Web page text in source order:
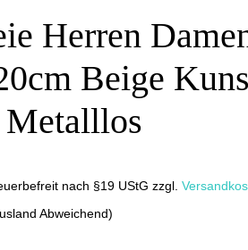
Herren
Beige
Metalllos
nach §19 UStG zzgl.
Abweichend)